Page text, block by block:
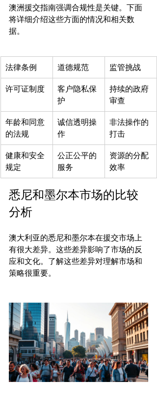
澳洲援交指南强调合规性是关键。下面
将详细介绍这些方面的情况和相关数
法律条例 道德规范 监管挑战
许可证制度
客户隐私保
护
持续的政府
审查
年龄和同意
的法规
诚信透明操
作
非法操作的
打击
健康和安全
规定
公正公平的
服务
资源的分配
效率
悉尼和墨尔本市场的比较
分析
澳大利亚的悉尼和墨尔本在援交市场上
有很大差异。这些差异影响了市场的反
应和文化。了解这些差异对理解市场和
策略很重要。